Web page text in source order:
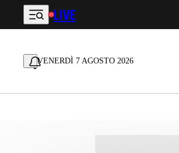
Vai al contenuto principale
LIVE
VENERDÌ 7 AGOSTO 2026